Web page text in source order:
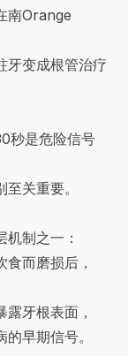
南Orange
牙变成根管治疗
秒是危险信号
关重要。
制之一：
而磨损后，
牙根表面，
的早期信号。